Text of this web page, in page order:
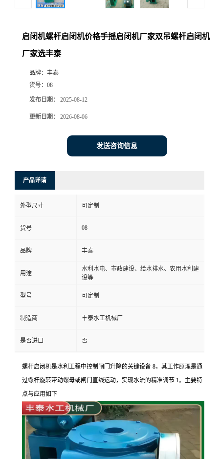
启闭机螺杆启闭机价格手摇启闭机厂家双吊螺杆启闭机
厂家选丰泰
品牌： 丰泰
货号： 08
发布日期： 2025-08-12
更新日期： 2026-08-06
发送咨询信息
产品详请
外型尺寸 可定制
货号 08
品牌 丰泰
用途
水利水电、市政建设、给水排水、农用水利建
设等
型号 可定制
制造商 丰泰水工机械厂
是否进口 否
螺杆启闭机是水利工程中控制闸门升降的关键设备 8，其工作原理是通
过螺杆旋转带动螺母或闸门直线运动，实现水流的精准调节 1。主要特
点与应用如下